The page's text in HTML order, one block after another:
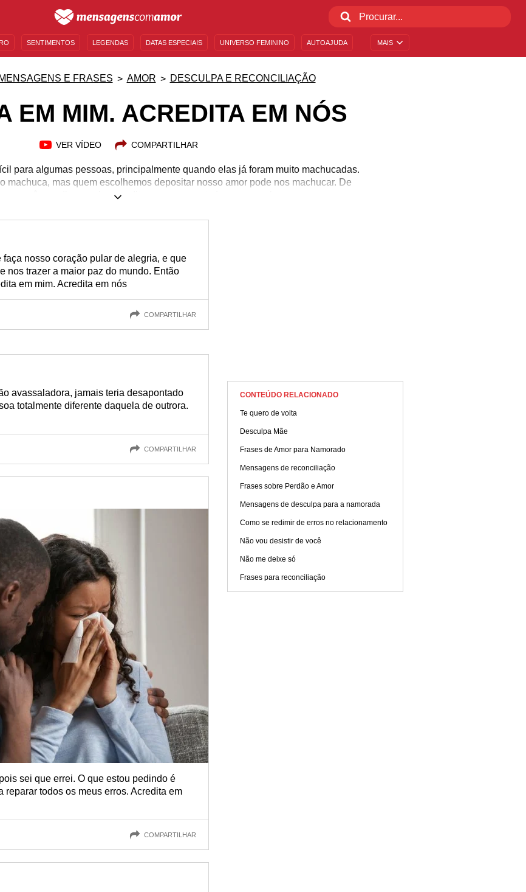
MAIS
SENTIMENTOS LEGENDAS DATAS ESPECIAIS UNIVERSO FEMININO AUTOAJUDA
MENSAGENS E FRASES AMOR DESCULPA E RECONCILIAÇÃO
EM MIM. ACREDITA EM NÓS
VER VÍDEO COMPARTILHAR
para algumas pessoas, principalmente quando elas já foram muito machucadas.
machuca, mas quem escolhemos depositar nosso amor pode nos machucar. De
você acredite em si e acredite no amor que todos os seres humanos carregam,
antes de receber amor, devemos acreditar e sentir que o merecemos. Busque
e no amor que bate à sua porta, não importando se é muito ou pouco. Apenas
nosso coração pular de alegria, e que
nos trazer a maior paz do mundo. Então
em mim. Acredita em nós
COMPARTILHAR
avassaladora, jamais teria desapontado
totalmente diferente daquela de outrora.
COMPARTILHAR
sei que errei. O que estou pedindo é
reparar todos os meus erros. Acredita em
COMPARTILHAR
CONTEÚDO RELACIONADO
Te quero de volta
Desculpa Mãe
Frases de Amor para Namorado
Mensagens de reconciliação
Frases sobre Perdão e Amor
Mensagens de desculpa para a namorada
Como se redimir de erros no relacionamento
Não vou desistir de você
Não me deixe só
Frases para reconciliação